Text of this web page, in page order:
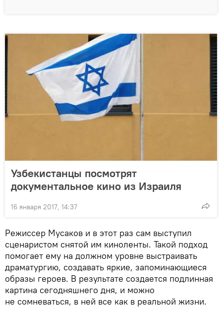
Узбекистанцы посмотрят
документальное кино из Израиля
16 января 2017, 14:37
Режиссер Мусаков и в этот раз сам выступил
сценаристом снятой им киноленты. Такой подход
помогает ему на должном уровне выстраивать
драматургию, создавать яркие, запоминающиеся
образы героев. В результате создается подлинная
картина сегодняшнего дня, и можно
не сомневаться, в ней все как в реальной жизни.